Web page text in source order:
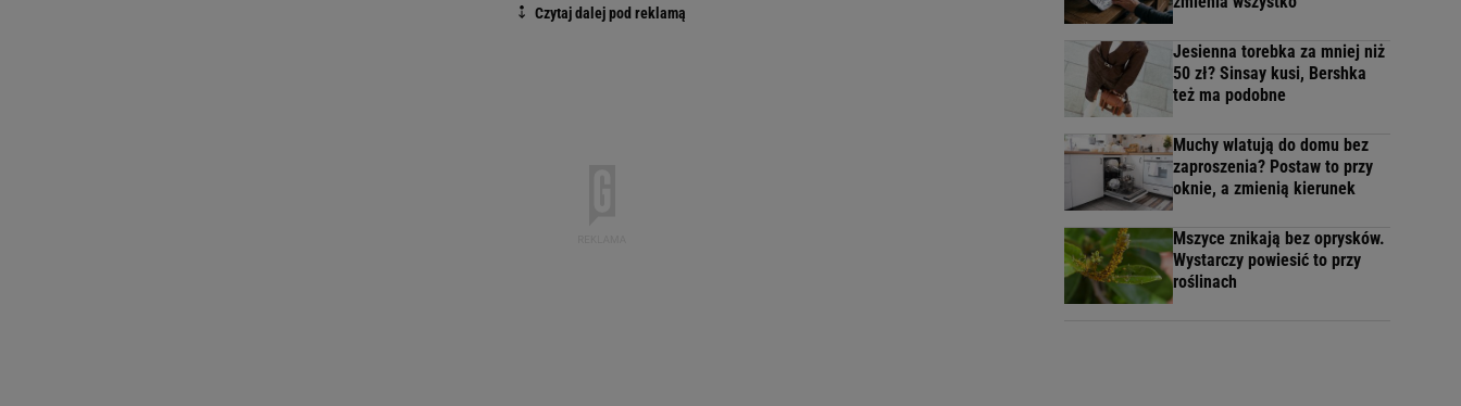
Jesienna torebka za mniej niż
50 zł? Sinsay kusi, Bershka
też ma podobne
Muchy wlatują do domu bez
zaproszenia? Postaw to przy
oknie, a zmienią kierunek
Mszyce znikają bez oprysków.
Wystarczy powiesić to przy
roślinach